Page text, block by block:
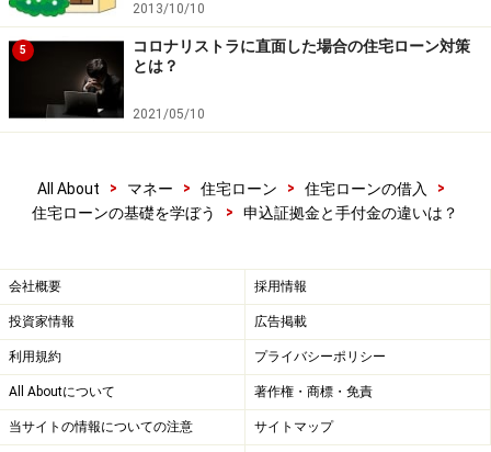
2013/10/10
5
コロナリストラに直面した場合の住宅ローン対策
とは？
2021/05/10
All About > マネー > 住宅ローン > 住宅ローンの借入
>
住宅ローンの基礎を学ぼう
> 申込証拠金と手付金の違いは？
会社概要 採用情報
投資家情報 広告掲載
利用規約 プライバシーポリシー
All Aboutについて 著作権・商標・免責
当サイトの情報についての注意 サイトマップ